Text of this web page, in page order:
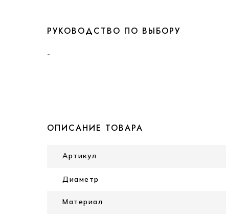
РУКОВОДСТВО ПО ВЫБОРУ
-
Артикул
Диаметр
Материал
ОПИСАНИЕ ТОВАРА